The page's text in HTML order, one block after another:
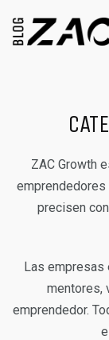
ZAC Growth
precisen
Las empresas
mentores,
emprendedor.